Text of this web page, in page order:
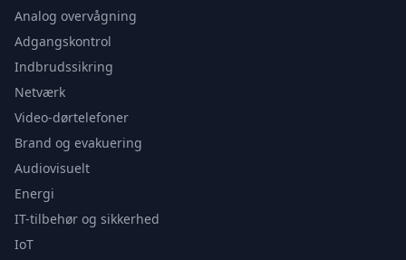
Analog overvågning
Adgangskontrol
Indbrudssikring
Netværk
Video-dørtelefoner
Brand og evakuering
Audiovisuelt
Energi
IT-tilbehør og sikkerhed
IoT